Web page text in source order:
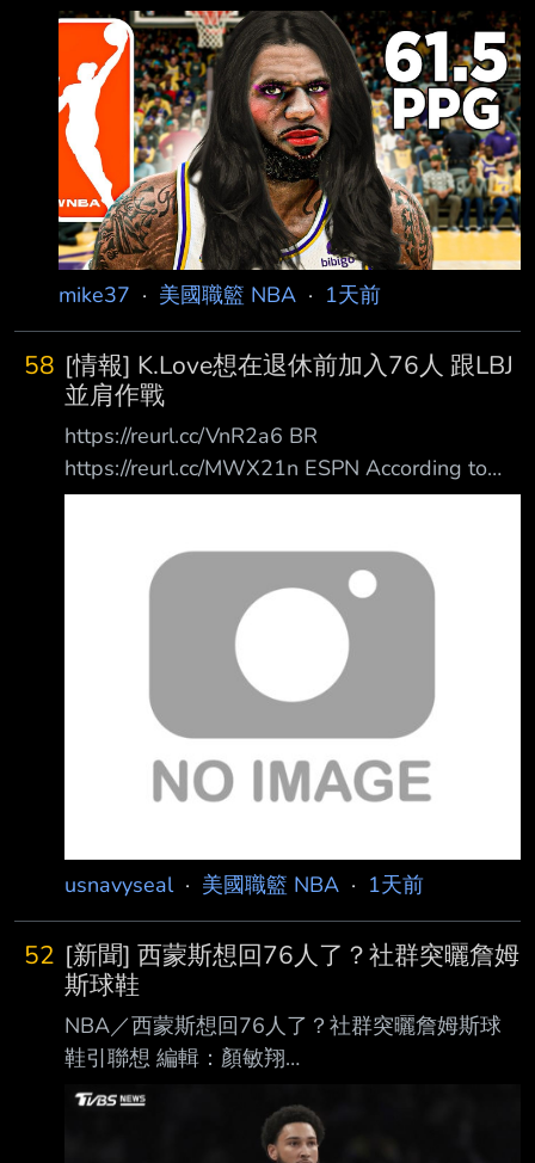
WNBA coach I’d go up to LeBron James and
ask if he has “any desire to be a woman.” 川普
總統：如果我是 WNBA 教練，我會走上前去問
LeBron James，他是否有「任何想成 為女人的
慾望」。 --
mike37 · 美國職籃 NBA · 1天前
58 [情報] K.Love想在退休前加入76人 跟LBJ
並肩作戰
https://reurl.cc/VnR2a6 BR
https://reurl.cc/MWX21n ESPN According to
ESPN's Dave McMenamin, Love has "interest"
had contact with Philadelphia 76ers officials
despite their roster already being at the
usnavyseal· 美國職籃 NBA · 1天前
52 [新聞] 西蒙斯想回76人了？社群突曬詹姆
斯球鞋
NBA／西蒙斯想回76人了？社群突曬詹姆斯球
鞋引聯想 編輯：顏敏翔
https://i.imgur.com/qZccWgn.jpeg 西蒙斯自
2024年5月過後就不曾在NBA出賽。（圖／達志
影像美聯社） NBA前球星西蒙斯（Ben